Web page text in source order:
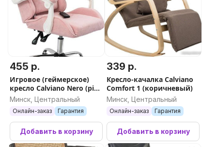
455 р.
Игровое (геймерское)
кресло Calviano Nero (pink
plush)
Минск, Центральный
Онлайн-заказ Гарантия
Добавить в корзину
339 р.
Кресло-качалка Calviano
Comfort 1 (коричневый)
Минск, Центральный
Онлайн-заказ Гарантия
Добавить в корзину